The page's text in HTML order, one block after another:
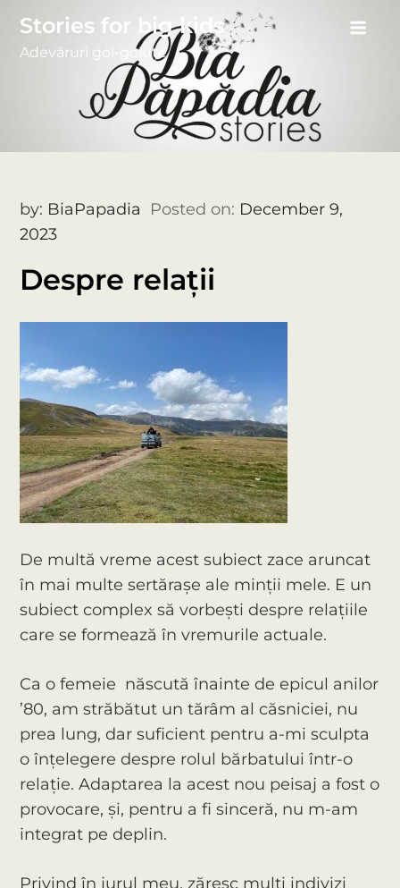
content
Stories for big kids
Adevăruri gol-goluțe
by: BiaPapadia Posted on: December 9,
2023
Despre relații
De multă vreme acest subiect zace aruncat
în mai multe sertărașe ale minții mele. E un
subiect complex să vorbești despre relațiile
care se formează în vremurile actuale.
Ca o femeie născută înainte de epicul anilor
’80, am străbătut un tărâm al căsniciei, nu
prea lung, dar suficient pentru a-mi sculpta
o înțelegere despre rolul bărbatului într-o
relație. Adaptarea la acest nou peisaj a fost o
provocare, și, pentru a fi sinceră, nu m-am
integrat pe deplin.
Privind în jurul meu, zăresc mulți indivizi